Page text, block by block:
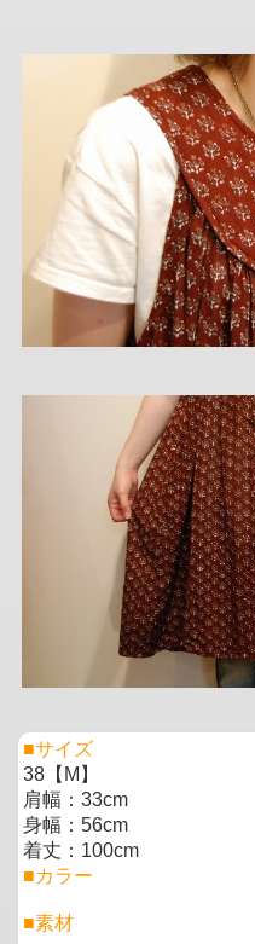
■サイズ
38【M】
肩幅：33cm
身幅：56cm
着丈：100cm
■カラー
■素材